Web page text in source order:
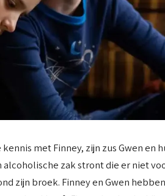
met Finney, zijn zus Gwen en
zak stront die er niet
zijn broek. Finney en Gwen